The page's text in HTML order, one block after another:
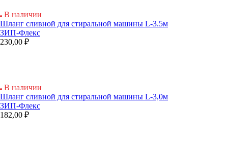
В наличии
Шланг сливной для стиральной машины L-3.5м
ЗИП-Флекс
230,00 ₽
В наличии
Шланг сливной для стиральной машины L-3,0м
ЗИП-Флекс
182,00 ₽